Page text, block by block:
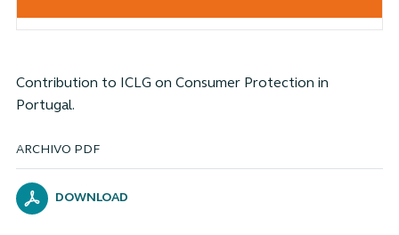
ARCHIVO PDF
DOWNLOAD
Contribution to ICLG on Consumer Protection in
Portugal.